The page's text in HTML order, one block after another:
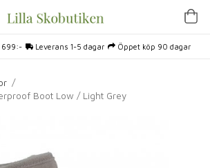
699:- Leverans 1-5 dagar Öppet köp 90 dagar
/
Boot Low / Light Grey